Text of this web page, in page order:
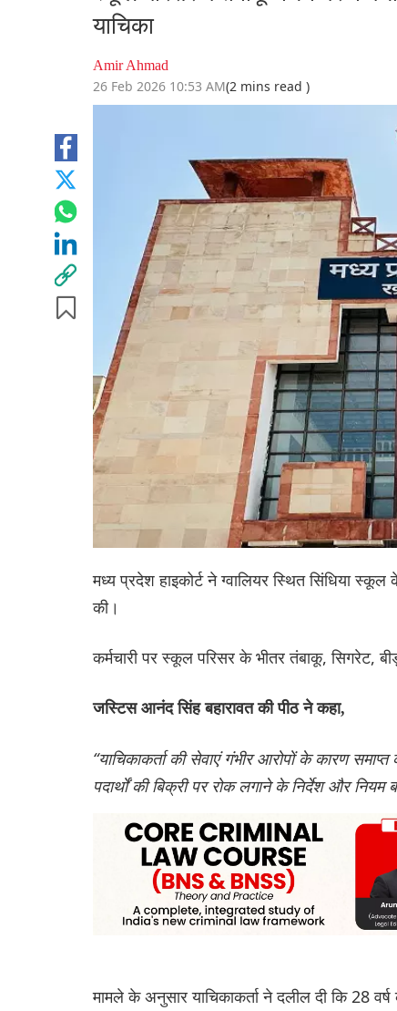
याचिका
Amir Ahmad
26 Feb 2026 10:53 AM(2 mins read )
मध्य प्रदेश हाइकोर्ट ने ग्वालियर स्थित सिंधिया
की।
कर्मचारी पर स्कूल परिसर के भीतर तंबाकू, सिगरेट,
जस्टिस आनंद सिंह बहारावत की पीठ ने कहा,
“याचिकाकर्ता की सेवाएं गंभीर आरोपों के कारण
पदार्थों की बिक्री पर रोक लगाने के निर्देश और नियम
मामले के अनुसार याचिकाकर्ता ने दलील दी कि 28